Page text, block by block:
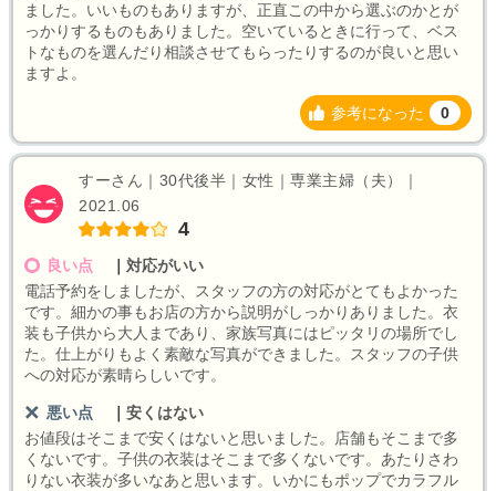
ました。いいものもありますが、正直この中から選ぶのかとが
っかりするものもありました。空いているときに行って、ベス
トなものを選んだり相談させてもらったりするのが良いと思い
ますよ。
参考になった 0
すーさん｜30代後半｜女性｜専業主婦（夫）｜
2021.06
4
良い点
対応がいい
電話予約をしましたが、スタッフの方の対応がとてもよかった
です。細かの事もお店の方から説明がしっかりありました。衣
装も子供から大人まであり、家族写真にはピッタリの場所でし
た。仕上がりもよく素敵な写真ができました。スタッフの子供
への対応が素晴らしいです。
悪い点
安くはない
お値段はそこまで安くはないと思いました。店舗もそこまで多
くないです。子供の衣装はそこまで多くないです。あたりさわ
りない衣装が多いなあと思います。いかにもポップでカラフル